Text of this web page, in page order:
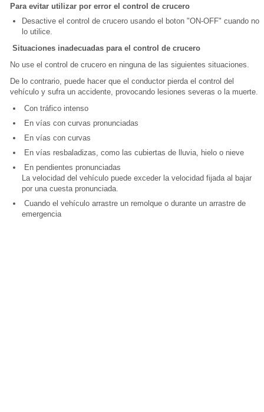
Para evitar utilizar por error el control de crucero
Desactive el control de crucero usando el boton "ON-OFF" cuando no
lo utilice.
Situaciones inadecuadas para el control de crucero
No use el control de crucero en ninguna de las siguientes situaciones.
De lo contrario, puede hacer que el conductor pierda el control del
vehículo y sufra un accidente, provocando lesiones severas o la muerte.
Con tráfico intenso
En vías con curvas pronunciadas
En vías con curvas
En vías resbaladizas, como las cubiertas de lluvia, hielo o nieve
En pendientes pronunciadas
La velocidad del vehículo puede exceder la velocidad fijada al bajar
por una cuesta pronunciada.
Cuando el vehículo arrastre un remolque o durante un arrastre de
emergencia